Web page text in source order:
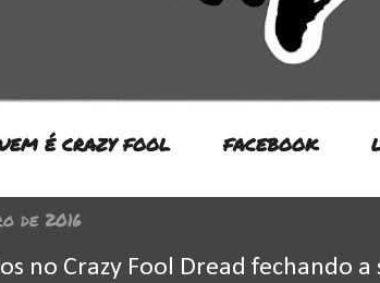
É CRAZY FOOL FACEBOOK
de 2016
no Crazy Fool Dread fechando a